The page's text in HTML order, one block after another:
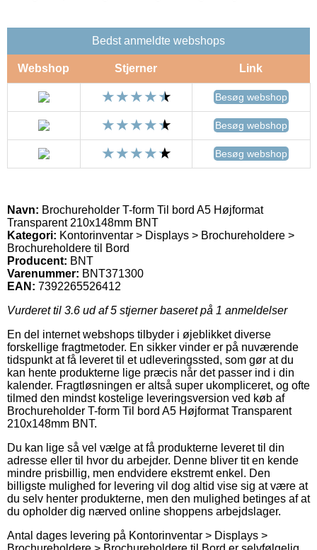
Bedst anmeldte webshops
Webshop Stjerner Link
Besøg webshop
Besøg webshop
Besøg webshop
Navn: Brochureholder T-form Til bord A5 Højformat
Transparent 210x148mm BNT
Kategori: Kontorinventar > Displays > Brochureholdere >
Brochureholdere til Bord
Producent: BNT
Varenummer: BNT371300
EAN: 7392265526412
Vurderet til 3.6 ud af 5 stjerner baseret på 1 anmeldelser
En del internet webshops tilbyder i øjeblikket diverse
forskellige fragtmetoder. En sikker vinder er på nuværende
tidspunkt at få leveret til et udleveringssted, som gør at du
kan hente produkterne lige præcis når det passer ind i din
kalender. Fragtløsningen er altså super ukompliceret, og ofte
tilmed den mindst kostelige leveringsversion ved køb af
Brochureholder T-form Til bord A5 Højformat Transparent
210x148mm BNT.
Du kan lige så vel vælge at få produkterne leveret til din
adresse eller til hvor du arbejder. Denne bliver tit en kende
mindre prisbillig, men endvidere ekstremt enkel. Den
billigste mulighed for levering vil dog altid vise sig at være at
du selv henter produkterne, men den mulighed betinges af at
du opholder dig nærved online shoppens arbejdslager.
Antal dages levering på Kontorinventar > Displays >